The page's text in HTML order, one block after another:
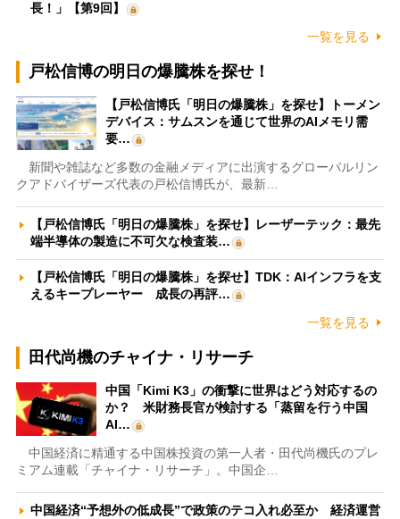
長！」【第9回】
一覧を見る
戸松信博の明日の爆騰株を探せ！
【戸松信博氏「明日の爆騰株」を探せ】トーメン
デバイス：サムスンを通じて世界のAIメモリ需
要…
新聞や雑誌など多数の金融メディアに出演するグローバルリン
クアドバイザーズ代表の戸松信博氏が、最新…
【戸松信博氏「明日の爆騰株」を探せ】レーザーテック：最先
端半導体の製造に不可欠な検査装…
【戸松信博氏「明日の爆騰株」を探せ】TDK：AIインフラを支
えるキープレーヤー 成長の再評…
一覧を見る
田代尚機のチャイナ・リサーチ
中国「Kimi K3」の衝撃に世界はどう対応するの
か？ 米財務長官が検討する「蒸留を行う中国
AI…
中国経済に精通する中国株投資の第一人者・田代尚機氏のプレ
ミアム連載「チャイナ・リサーチ」。中国企…
中国経済“予想外の低成長”で政策のテコ入れ必至か 経済運営